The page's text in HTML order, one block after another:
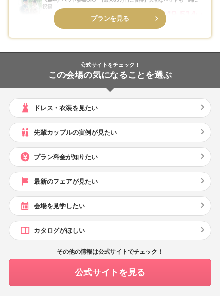
祝福
2,449,514
プランを見る
公式サイトをチェック！
この会場の気になることを選ぶ
ドレス・衣装を見たい
先輩カップルの実例が見たい
プラン料金が知りたい
最新のフェアが見たい
会場を見学したい
カタログがほしい
その他の情報は公式サイトでチェック！
公式サイトを見る